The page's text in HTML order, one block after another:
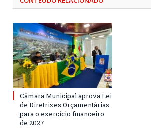
Câmara Municipal aprova Lei
de Diretrizes Orçamentárias
para o exercício financeiro
de 2027